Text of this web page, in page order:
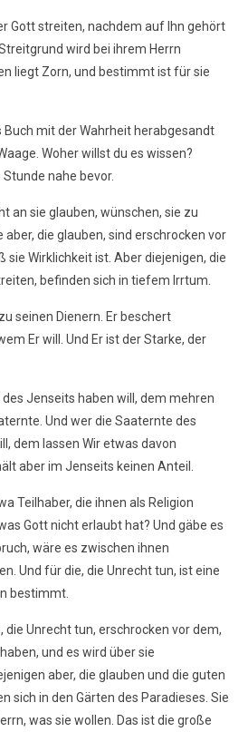
Gott streiten, nachdem auf Ihn gehört
wird bei ihrem Herrn
liegt Zorn, und bestimmt ist für sie
Buch mit der Wahrheit herabgesandt
Woher willst du es wissen?
nahe bevor.
an sie glauben, wünschen, sie zu
aber, die glauben, sind erschrocken vor
sie Wirklichkeit ist. Aber diejenigen, die
befinden sich in tiefem Irrtum.
seinen Dienern. Er beschert
Er will. Und Er ist der Starke, der
Jenseits haben will, dem mehren
Und wer die Saaternte des
dem lassen Wir etwas davon
aber im Jenseits keinen Anteil.
Teilhaber, die ihnen als Religion
Gott nicht erlaubt hat? Und gäbe es
wäre es zwischen ihnen
Und für die, die Unrecht tun, ist eine
bestimmt.
die Unrecht tun, erschrocken vor dem,
und es wird über sie
aber, die glauben und die guten
sich in den Gärten des Paradieses. Sie
was sie wollen. Das ist die große